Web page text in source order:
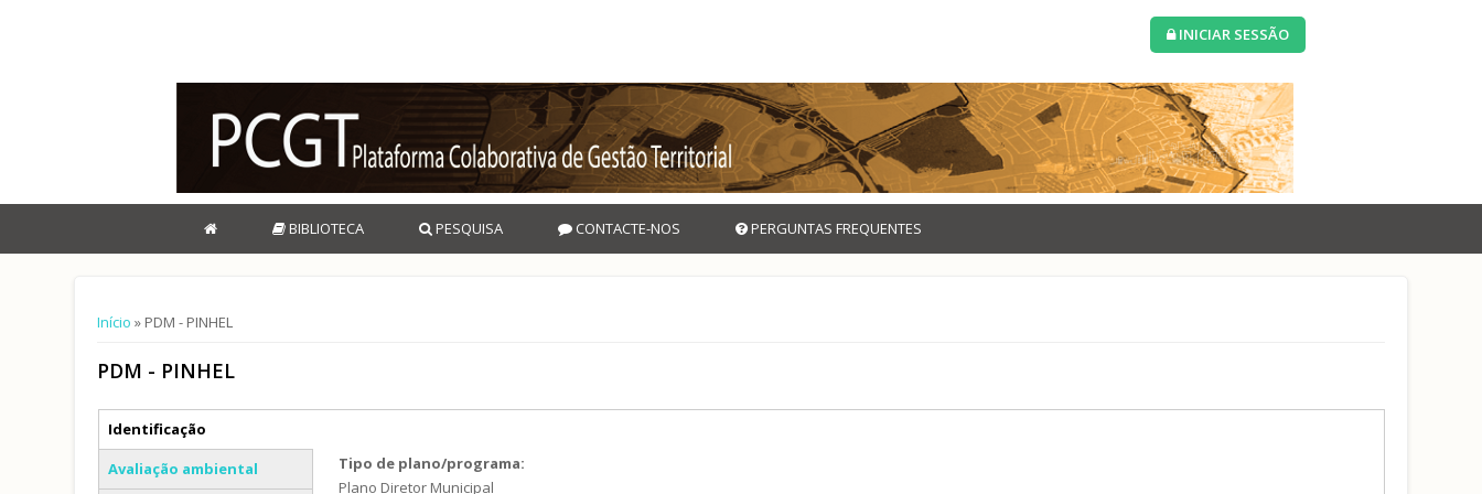
INICIAR SESSÃO
BIBLIOTECA PESQUISA CONTACTE-NOS PERGUNTAS FREQUENTES
Está aqui
Início » PDM - PINHEL
PDM - PINHEL
Separadores verticais
Identificação
(separador ativo)
Avaliação ambiental
Tipo de plano/programa:
Plano Diretor Municipal